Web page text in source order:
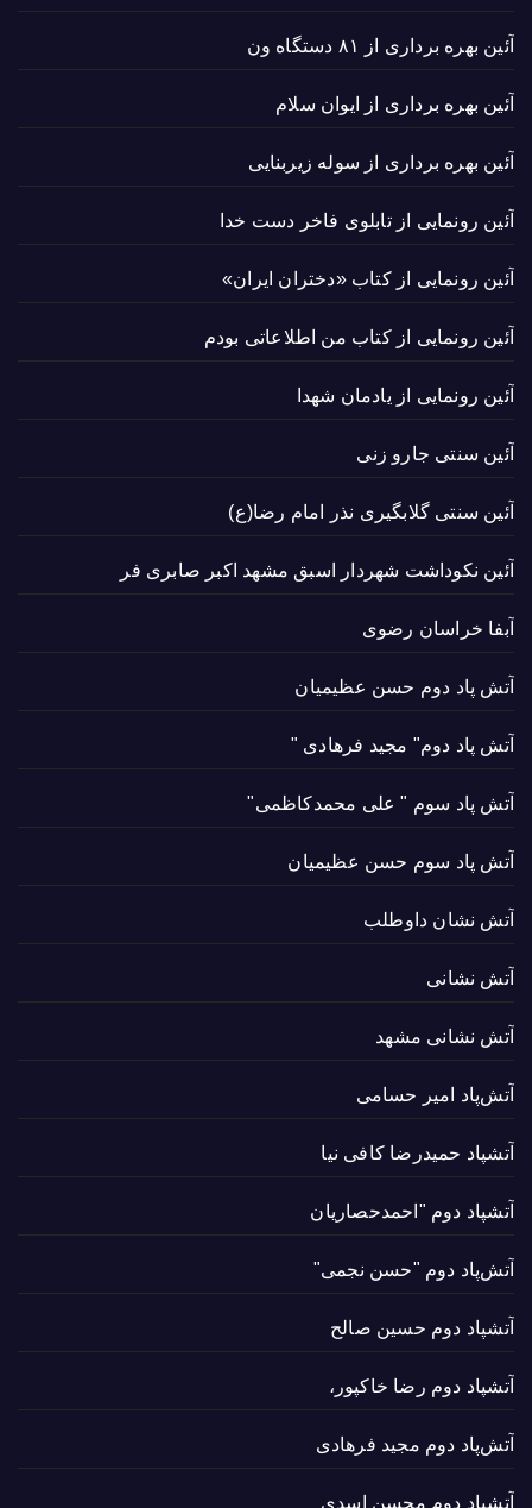
آئین بهره برداری از ۸۱ دستگاه ون
آئین بهره برداری از ایوان سلام
آئین بهره برداری از سوله زیربنایی
آئین رونمایی از تابلوی فاخر دست خدا
آئین رونمایی از کتاب «دختران ایران»
آئین رونمایی از کتاب من اطلاعاتی بودم
آئین رونمایی از یادمان شهدا
آئین سنتی جارو زنی
آئین سنتی گلابگیری نذر امام رضا(ع)
آئین نکوداشت شهردار اسبق مشهد اکبر صابری فر
آبفا خراسان رضوی
آتش پاد دوم حسن عظیمیان
آتش پاد دوم" مجید فرهادی "
آتش پاد سوم " علی محمدکاظمی"
آتش پاد سوم حسن عظیمیان
آتش نشان داوطلب
آتش نشانی
آتش نشانی مشهد
آتش‌پاد امیر حسامی
آتشپاد حميدرضا کافی نیا
آتشپاد دوم "احمدحصاریان
آتش‌پاد دوم "حسن نجمی"
آتشپاد دوم حسین صالح
آتشپاد دوم رضا خاکپور،
آتش‌پاد دوم مجید فرهادی
آتشپاد دوم محسن اسدی